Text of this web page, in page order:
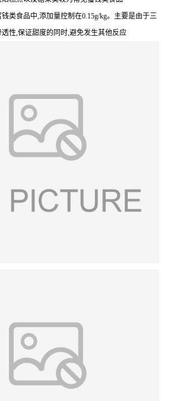
类食品中,添加量控制在0.15g/kg。主要是由于三
性,保证甜度的同时,避免发生其他反应